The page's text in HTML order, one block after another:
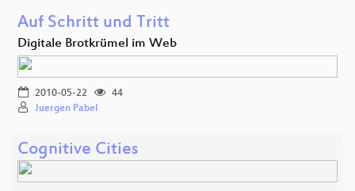
Auf Schritt und Tritt
Digitale Brotkrümel im Web
2010-05-22
44
Juergen Pabel
Cognitive Cities